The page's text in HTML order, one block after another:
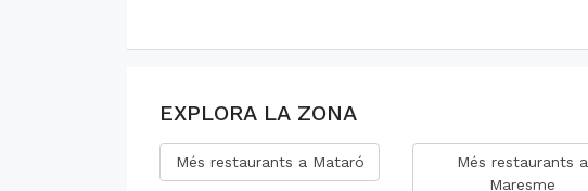
EXPLORA LA ZONA
Més restaurants a Mataró
Més restaurants a
Maresme